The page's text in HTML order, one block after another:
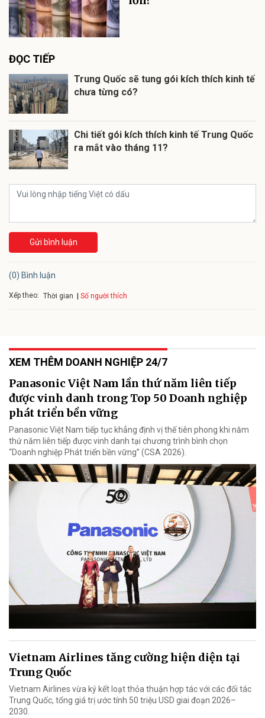
ĐỌC TIẾP
Trung Quốc sẽ tung gói kích thích kinh tế
chưa từng có?
Chi tiết gói kích thích kinh tế Trung Quốc
ra mắt vào tháng 11?
Gửi bình luận
(0) Bình luận
Xếp theo: Thời gian Số người thích
XEM THÊM DOANH NGHIỆP 24/7
Panasonic Việt Nam lần thứ năm liên tiếp
được vinh danh trong Top 50 Doanh nghiệp
phát triển bền vững
Panasonic Việt Nam tiếp tục khẳng định vị thế tiên phong khi năm
thứ năm liên tiếp được vinh danh tại chương trình bình chọn
“Doanh nghiệp Phát triển bền vững” (CSA 2026).
Vietnam Airlines tăng cường hiện diện tại
Trung Quốc
Vietnam Airlines vừa ký kết loạt thỏa thuận hợp tác với các đối tác
Trung Quốc, tổng giá trị ước tính 50 triệu USD giai đoạn 2026–
2030.